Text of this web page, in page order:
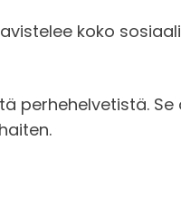
koko
perhehelvetistä. Se